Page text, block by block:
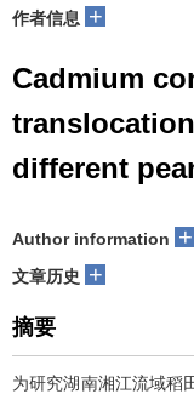
作者信息 +
Cadmium
different
Author information +
文章历史 +
摘要
为研究湖南湘江流域稻